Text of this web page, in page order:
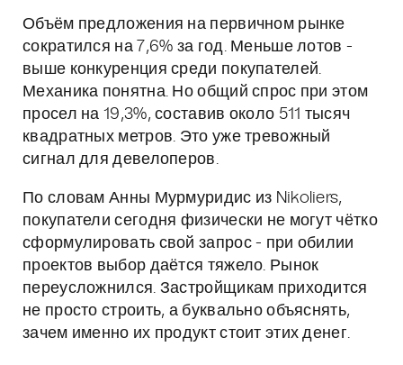
Объём предложения на первичном рынке
сократился на 7,6% за год. Меньше лотов -
выше конкуренция среди покупателей.
Механика понятна. Но общий спрос при этом
просел на 19,3%, составив около 511 тысяч
квадратных метров. Это уже тревожный
сигнал для девелоперов.
По словам Анны Мурмуридис из Nikoliers,
покупатели сегодня физически не могут чётко
сформулировать свой запрос - при обилии
проектов выбор даётся тяжело. Рынок
переусложнился. Застройщикам приходится
не просто строить, а буквально объяснять,
зачем именно их продукт стоит этих денег.